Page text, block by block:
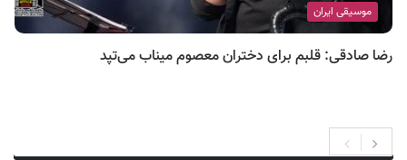
موسیقی ایران
رضا صادقی: قلبم برای دختران معصوم میناب می‌تپد